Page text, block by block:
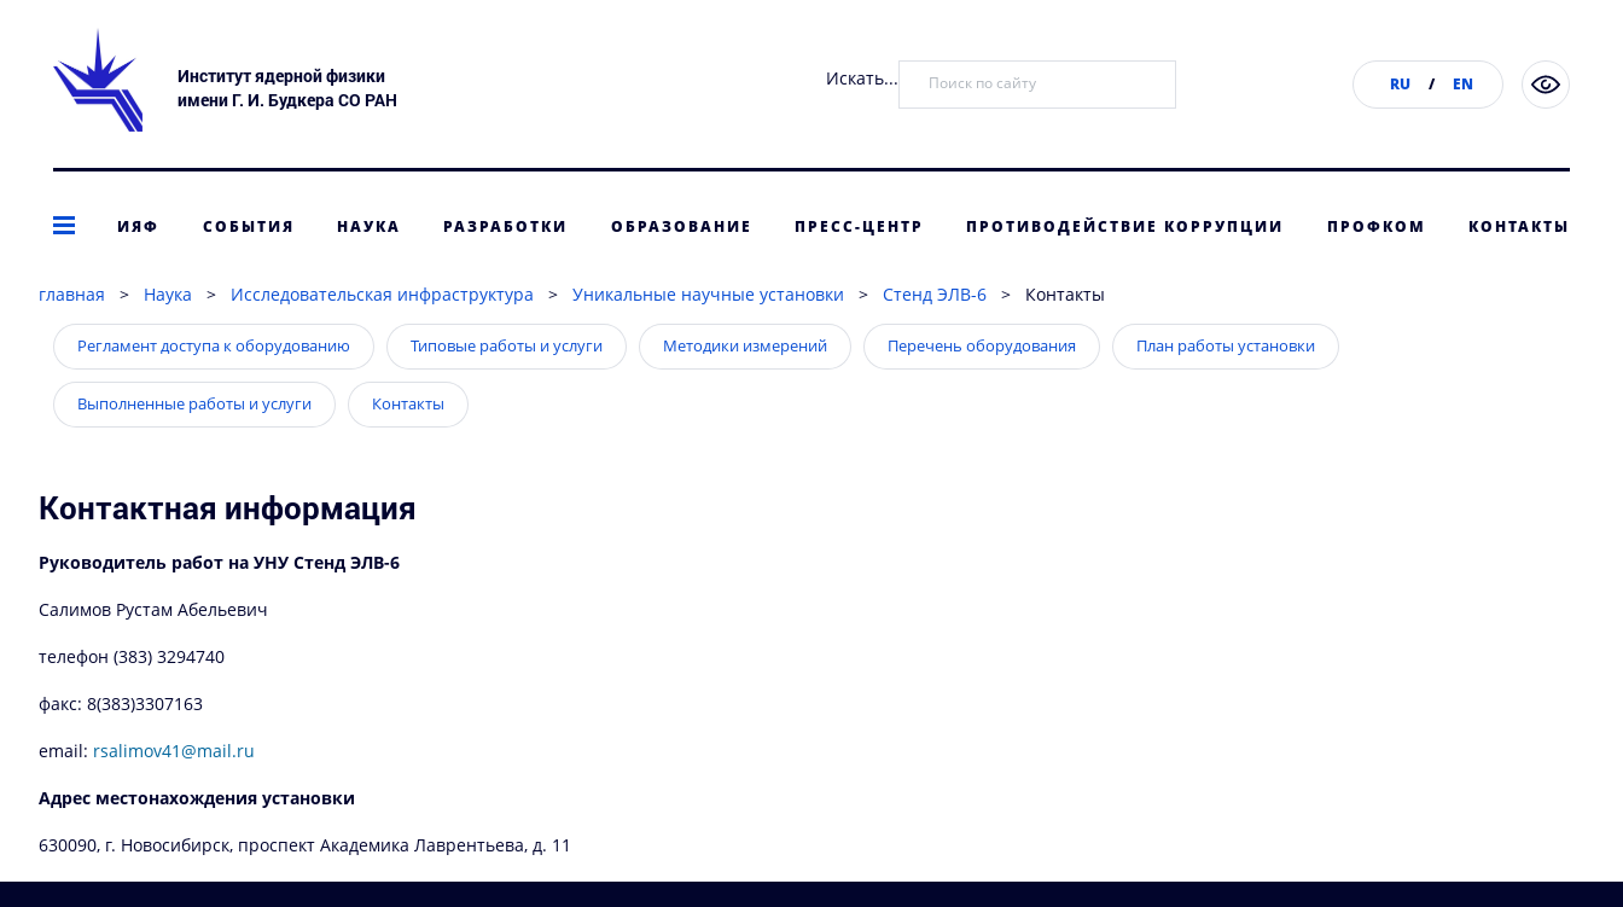
Институт ядерной физики
имени Г. И. Будкера СО РАН
RU / EN
Искать...
ИЯФ СОБЫТИЯ НАУКА РАЗРАБОТКИ ОБРАЗОВАНИЕ ПРЕСС-ЦЕНТР ПРОТИВОДЕЙСТВИЕ КОРРУПЦИИ ПРОФКОМ КОНТАКТЫ
главная > Наука > Исследовательская инфраструктура > Уникальные научные установки > Стенд ЭЛВ-6 > Контакты
Регламент доступа к оборудованию Типовые работы и услуги Методики измерений Перечень оборудования План работы установки
Выполненные работы и услуги Контакты
Контактная информация
Руководитель работ на УНУ Стенд ЭЛВ-6
Салимов Рустам Абельевич
телефон (383) 3294740
факс: 8(383)3307163
email: rsalimov41@mail.ru
Адрес местонахождения установки
630090, г. Новосибирск, проспект Академика Лаврентьева, д. 11